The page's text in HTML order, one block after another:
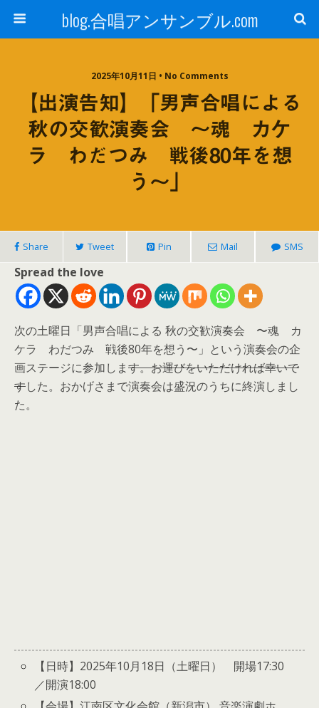
blog.合唱アンサンブル.com
2025年10月11日 • No Comments
【出演告知】「男声合唱による
秋の交歓演奏会 〜魂 カケ
ラ わだつみ 戦後80年を想
う〜」
Share Tweet Pin Mail SMS
Spread the love
次の土曜日「男声合唱による 秋の交歓演奏会 〜魂 カ
ケラ わだつみ 戦後80年を想う〜」という演奏会の企
画ステージに参加します。お運びをいただければ幸いで
すした。おかげさまで演奏会は盛況のうちに終演しまし
た。
【日時】2025年10月18日（土曜日） 開場17:30
／開演18:00